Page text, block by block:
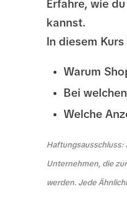
Erfahre, wie
kannst.
In diesem
Warum
Bei
Welche
Haftungsausschluss:
Unternehmen, die
werden. Jede